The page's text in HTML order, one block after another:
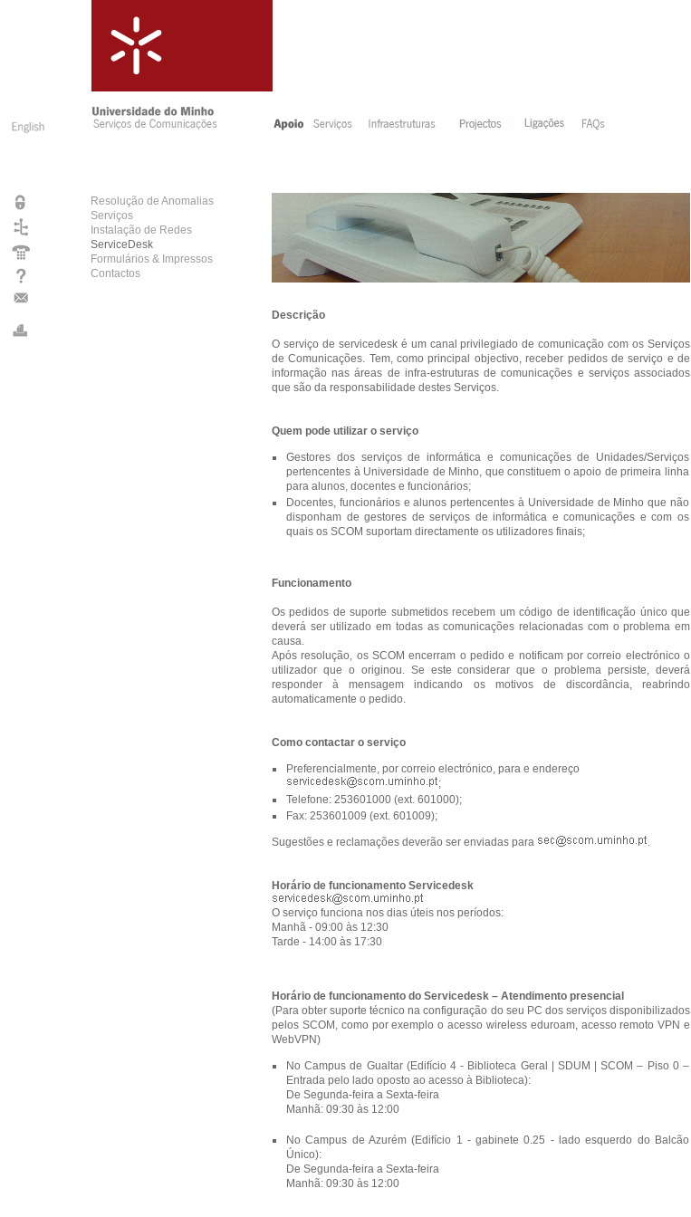
Resolução de Anomalias
Serviços
Instalação de Redes
ServiceDesk
Formulários & Impressos
Contactos
Descrição
O serviço de servicedesk é um canal privilegiado de comunicação com os Serviços
de Comunicações. Tem, como principal objectivo, receber pedidos de serviço e de
informação nas áreas de infra-estruturas de comunicações e serviços associados
que são da responsabilidade destes Serviços.
Quem pode utilizar o serviço
Gestores dos serviços de informática e comunicações de Unidades/Serviços
pertencentes à Universidade de Minho, que constituem o apoio de primeira linha
para alunos, docentes e funcionários;
Docentes, funcionários e alunos pertencentes à Universidade de Minho que não
disponham de gestores de serviços de informática e comunicações e com os
quais os SCOM suportam directamente os utilizadores finais;
Funcionamento
Os pedidos de suporte submetidos recebem um código de identificação único que
deverá ser utilizado em todas as comunicações relacionadas com o problema em
causa.
Após resolução, os SCOM encerram o pedido e notificam por correio electrónico o
utilizador que o originou. Se este considerar que o problema persiste, deverá
responder à mensagem indicando os motivos de discordância, reabrindo
automaticamente o pedido.
Como contactar o serviço
Preferencialmente, por correio electrónico, para e endereço
;
Telefone: 253601000 (ext. 601000);
Fax: 253601009 (ext. 601009);
Sugestões e reclamações deverão ser enviadas para .
Horário de funcionamento Servicedesk
O serviço funciona nos dias úteis nos períodos:
Manhã - 09:00 às 12:30
Tarde - 14:00 às 17:30
Horário de funcionamento do Servicedesk – Atendimento presencial
(Para obter suporte técnico na configuração do seu PC dos serviços disponibilizados
pelos SCOM, como por exemplo o acesso wireless eduroam, acesso remoto VPN e
WebVPN)
No Campus de Gualtar (Edifício 4 - Biblioteca Geral | SDUM | SCOM – Piso 0 –
Entrada pelo lado oposto ao acesso à Biblioteca):
De Segunda-feira a Sexta-feira
Manhã: 09:30 às 12:00
No Campus de Azurém (Edifício 1 - gabinete 0.25 - lado esquerdo do Balcão
Único):
De Segunda-feira a Sexta-feira
Manhã: 09:30 às 12:00